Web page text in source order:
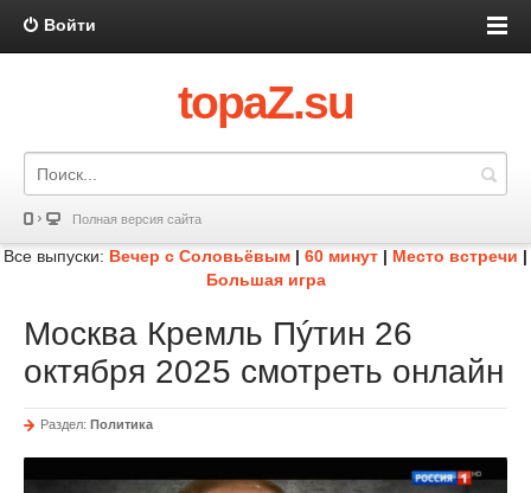
Войти
topaZ.su
Полная версия сайта
Все выпуски: Вечер с Соловьёвым | 60 минут | Место встречи |
Большая игра
Москва Кремль Пýтин 26
октября 2025 смотреть онлайн
Раздел: Политика